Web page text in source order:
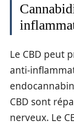
Le CBD peut
anti-
CBD sont
nerveux. Le